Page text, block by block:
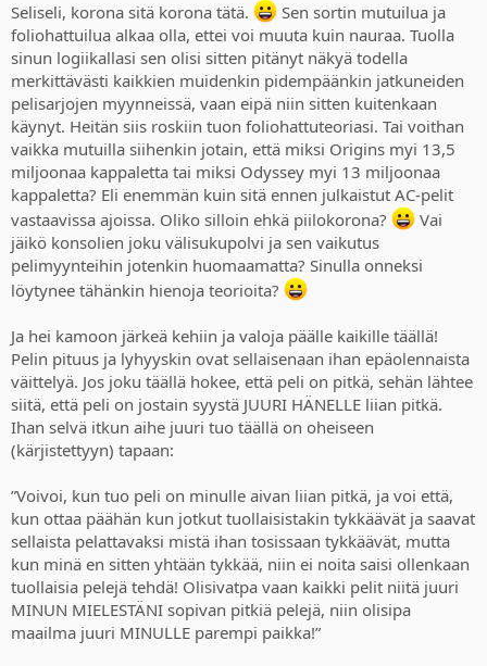
Mä kans ostin pelin julkkarissa, vaikka en missään vaiheessa
jaksanut pelata loppuun asti.
Kyllä Valhalla, Elden Ring ja RDR2 ovat absoluuttisen objektiivisesti
TODELLA PITKIÄ pelejä. Menee kaikissa varmaan 60h helposti jos
vaan juoksee tarinan läpi. Ku ottaa huomioon et esim. Skyrimin
pääsee jo 30h läpi, vaikka on todella massiivinen, niin ohan edellä
mainitut pelit erittäin pitkiä. Voit toki väittää mustaa valkoiseksi ja
sanoa et "ei se Valhalla oo yhtään pitkä. Pääset sen jo kuukaudessa
läpi ku vähän speedrunnaat, etkä tee mitään ylimääräistä".
Seliseli, korona sitä korona tätä.
Sen sortin mutuilua ja
foliohattuilua alkaa olla, ettei voi muuta kuin nauraa. Tuolla
sinun logiikallasi sen olisi sitten pitänyt näkyä todella
merkittävästi kaikkien muidenkin pidempäänkin jatkuneiden
pelisarjojen myynneissä, vaan eipä niin sitten kuitenkaan
käynyt. Heitän siis roskiin tuon foliohattuteoriasi. Tai voithan
vaikka mutuilla siihenkin jotain, että miksi Origins myi 13,5
miljoonaa kappaletta tai miksi Odyssey myi 13 miljoonaa
kappaletta? Eli enemmän kuin sitä ennen julkaistut AC-pelit
vastaavissa ajoissa. Oliko silloin ehkä piilokorona?
Vai
jäikö konsolien joku välisukupolvi ja sen vaikutus
pelimyynteihin jotenkin huomaamatta? Sinulla onneksi
löytynee tähänkin hienoja teorioita?
Ja hei kamoon järkeä kehiin ja valoja päälle kaikille täällä!
Pelin pituus ja lyhyyskin ovat sellaisenaan ihan epäolennaista
väittelyä. Jos joku täällä hokee, että peli on pitkä, sehän lähtee
siitä, että peli on jostain syystä JUURI HÄNELLE liian pitkä.
Ihan selvä itkun aihe juuri tuo täällä on oheiseen
(kärjistettyyn) tapaan:
”Voivoi, kun tuo peli on minulle aivan liian pitkä, ja voi että,
kun ottaa päähän kun jotkut tuollaisistakin tykkäävät ja saavat
sellaista pelattavaksi mistä ihan tosissaan tykkäävät, mutta
kun minä en sitten yhtään tykkää, niin ei noita saisi ollenkaan
tuollaisia pelejä tehdä! Olisivatpa vaan kaikki pelit niitä juuri
MINUN MIELESTÄNI sopivan pitkiä pelejä, niin olisipa
maailma juuri MINULLE parempi paikka!”